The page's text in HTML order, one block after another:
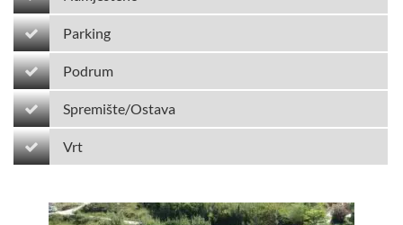
Parking
Podrum
Spremište/Ostava
Vrt